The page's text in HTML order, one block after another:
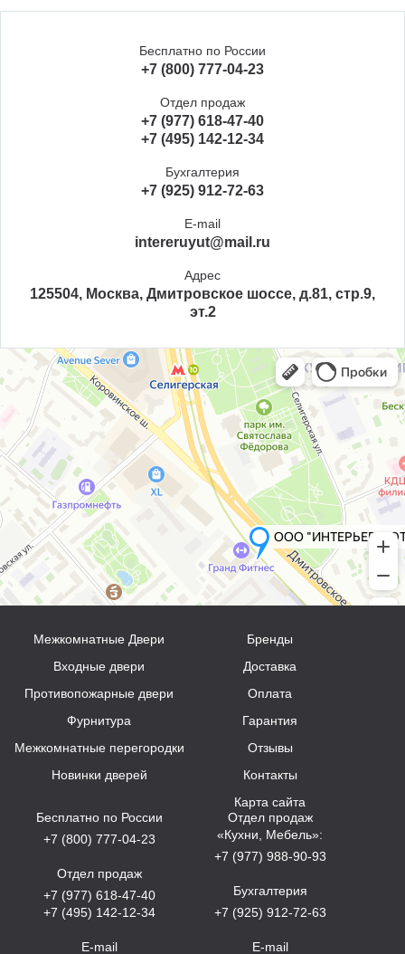
Бесплатно по России
+7 (800) 777-04-23
Отдел продаж
+7 (977) 618-47-40
+7 (495) 142-12-34
Бухгалтерия
+7 (925) 912-72-63
E-mail
intereruyut@mail.ru
Адрес
125504, Москва, Дмитровское шоссе, д.81, стр.9,
эт.2
Межкомнатные Двери
Входные двери
Противопожарные двери
Фурнитура
Межкомнатные перегородки
Новинки дверей
Бренды
Доставка
Оплата
Гарантия
Отзывы
Контакты
Карта сайта
Бесплатно по России
+7 (800) 777-04-23
Отдел продаж
+7 (977) 618-47-40
+7 (495) 142-12-34
E-mail
Отдел продаж
«Кухни, Мебель»:
+7 (977) 988-90-93
Бухгалтерия
+7 (925) 912-72-63
E-mail